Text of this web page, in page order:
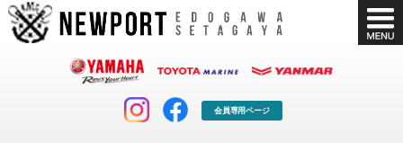
会員専用ページ